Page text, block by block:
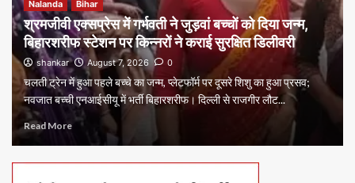
Nalanda Bihar
श्रमजीवी एक्सप्रेस में गर्भवती ने जुड़वां बच्चों को दिया जन्म,
बिहारशरीफ स्टेशन पर किन्नरों ने कराई सुरक्षित डिलीवरी
shankar August 7, 2026 0
चलती ट्रेन में हुआ पहले बच्चे का जन्म, प्लेटफॉर्म पर दूसरे शिशु का हुआ प्रसव;
नवजात बच्ची एनआईसीयू में भर्ती बिहारशरीफ। दिल्ली से राजगीर लौट...
Read More